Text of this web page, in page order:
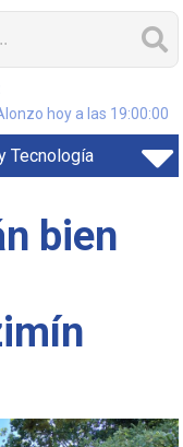
hoy a las 19:00:00
Tecnología
bien